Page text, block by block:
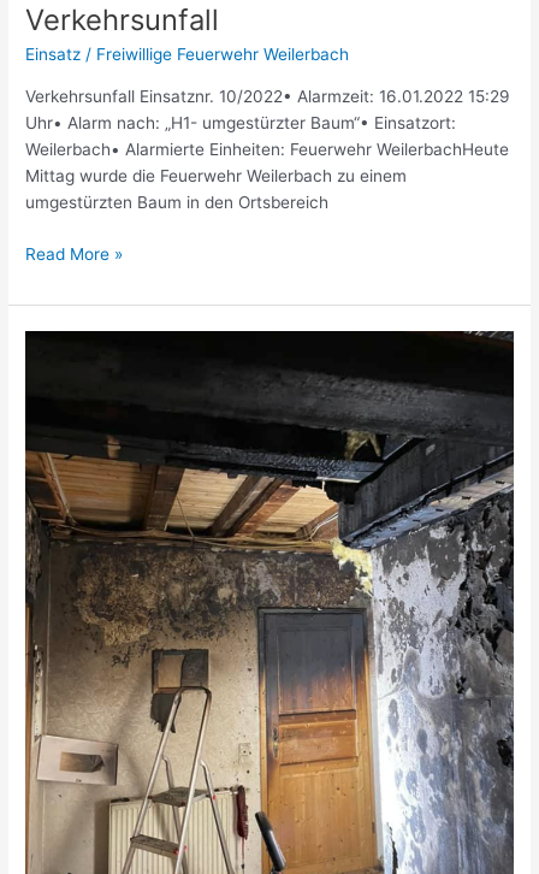
Verkehrsunfall
Einsatz / Freiwillige Feuerwehr Weilerbach
Verkehrsunfall Einsatznr. 10/2022• Alarmzeit: 16.01.2022 15:29
Uhr• Alarm nach: „H1- umgestürzter Baum“• Einsatzort:
Weilerbach• Alarmierte Einheiten: Feuerwehr WeilerbachHeute
Mittag wurde die Feuerwehr Weilerbach zu einem
umgestürzten Baum in den Ortsbereich
Read More »